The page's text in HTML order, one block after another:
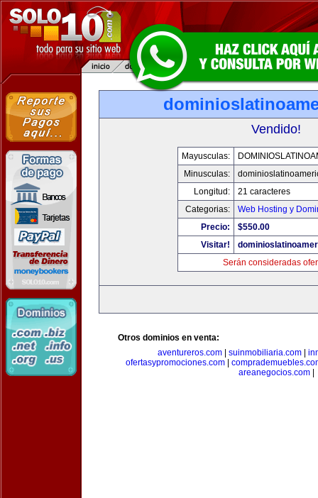
Vendido!
Mayusculas:
Minusculas:
Longitud:
21 caracteres
Categorias:
Web Hosting y
Precio:
$550.00
Visitar!
Serán consideradas
Otros dominios en venta:
aventureros.com| suinmobiliaria.com|
ofertasypromociones.com|
areanegocios.com|